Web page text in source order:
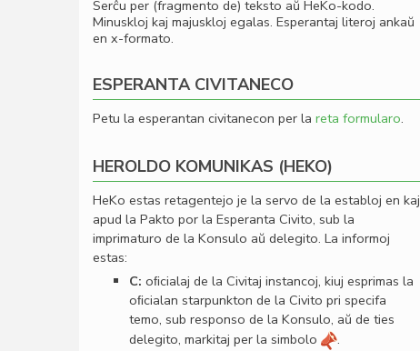
Serĉu per (fragmento de) teksto aŭ HeKo-kodo.
Minuskloj kaj majuskloj egalas. Esperantaj literoj ankaŭ
en x-formato.
ESPERANTA CIVITANECO
Petu la esperantan civitanecon per la reta formularo.
HEROLDO KOMUNIKAS (HEKO)
HeKo estas retagentejo je la servo de la establoj en kaj
apud la Pakto por la Esperanta Civito, sub la
imprimaturo de la Konsulo aŭ delegito. La informoj
estas:
C: oﬁcialaj de la Civitaj instancoj, kiuj esprimas la
oﬁcialan starpunkton de la Civito pri specifa
temo, sub responso de la Konsulo, aŭ de ties
delegito, markitaj per la simbolo
.